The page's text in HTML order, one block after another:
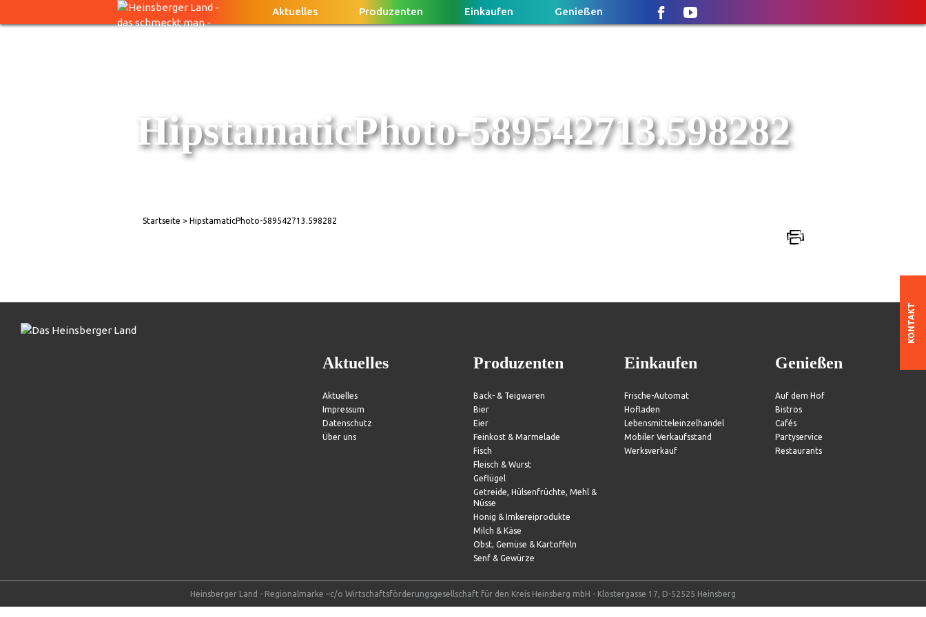
Aktuelles Produzenten Einkaufen Genießen
KONTAKT
HipstamaticPhoto-589542713.598282
Startseite > HipstamaticPhoto-589542713.598282
Aktuelles
Aktuelles
Impressum
Datenschutz
Über uns
Produzenten
Back- & Teigwaren
Bier
Eier
Feinkost & Marmelade
Fisch
Fleisch & Wurst
Geflügel
Getreide, Hülsenfrüchte, Mehl &
Nüsse
Honig & Imkereiprodukte
Milch & Käse
Obst, Gemüse & Kartoffeln
Senf & Gewürze
Einkaufen
Frische-Automat
Hofladen
Lebensmitteleinzelhandel
Mobiler Verkaufsstand
Werksverkauf
Genießen
Auf dem Hof
Bistros
Cafés
Partyservice
Restaurants
Heinsberger Land - Regionalmarke –c/o Wirtschaftsförderungsgesellschaft für den Kreis Heinsberg mbH - Klostergasse 17, D-52525 Heinsberg